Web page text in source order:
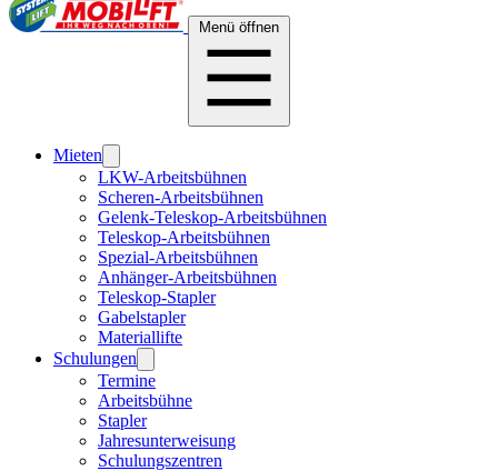
Menü öffnen
Mieten
LKW-Arbeitsbühnen
Scheren-Arbeitsbühnen
Gelenk-Teleskop-Arbeitsbühnen
Teleskop-Arbeitsbühnen
Spezial-Arbeitsbühnen
Anhänger-Arbeitsbühnen
Teleskop-Stapler
Gabelstapler
Materiallifte
Schulungen
Termine
Arbeitsbühne
Stapler
Jahresunterweisung
Schulungszentren